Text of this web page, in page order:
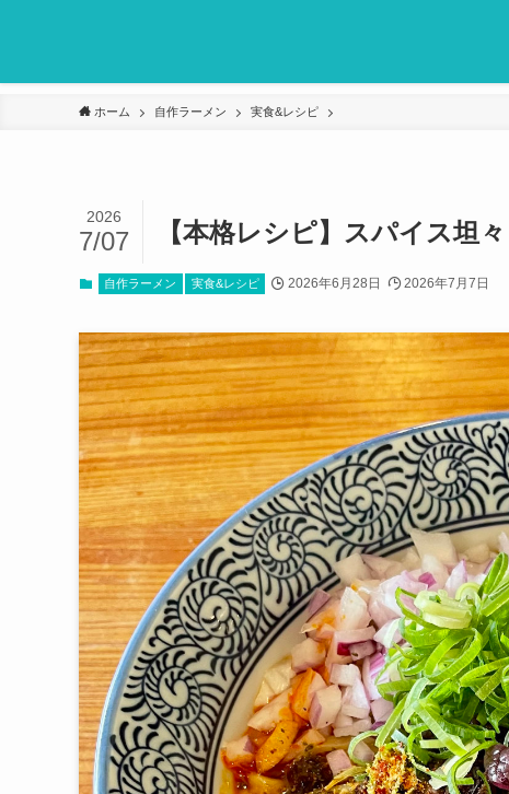
ホーム 自作ラーメン 実食&レシピ
【本格レシピ】スパイス坦
2026
7/07
自作ラーメン 実食&レシピ 2026年6月28日 2026年7月7日